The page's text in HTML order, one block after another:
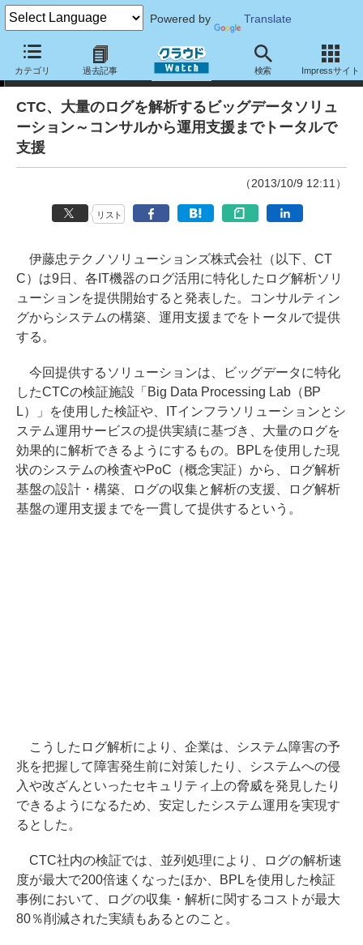
Powered by Translate
カテゴリ 過去記事 検索 Impressサイト
ニュース
CTC、大量のログを解析するビッグデータソリュ
ーション～コンサルから運用支援までトータルで
支援
（2013/10/9 12:11）
リスト
伊藤忠テクノソリューションズ株式会社（以下、CT
C）は9日、各IT機器のログ活用に特化したログ解析ソリ
ューションを提供開始すると発表した。コンサルティン
グからシステムの構築、運用支援までをトータルで提供
する。
今回提供するソリューションは、ビッグデータに特化
したCTCの検証施設「Big Data Processing Lab（BP
L）」を使用した検証や、ITインフラソリューションとシ
ステム運用サービスの提供実績に基づき、大量のログを
効果的に解析できるようにするもの。BPLを使用した現
状のシステムの検査やPoC（概念実証）から、ログ解析
基盤の設計・構築、ログの収集と解析の支援、ログ解析
基盤の運用支援までを一貫して提供するという。
こうしたログ解析により、企業は、システム障害の予
兆を把握して障害発生前に対策したり、システムへの侵
入や改ざんといったセキュリティ上の脅威を発見したり
できるようになるため、安定したシステム運用を実現す
るとした。
CTC社内の検証では、並列処理により、ログの解析速
度が最大で200倍速くなったほか、BPLを使用した検証
事例において、ログの収集・解析に関するコストが最大
80％削減された実績もあるとのこと。